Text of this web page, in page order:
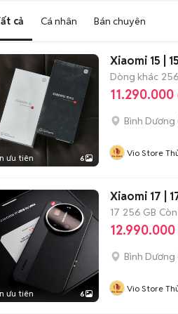
cả Cá nhân Bán chuyên
ưu tiên 6
Xiaomi 15 |
Dòng khác
11.290.000
Bình Dương
Vio Store
ưu tiên 6
Xiaomi 17 |
17 256 GB
Bình Dương
Vio Store